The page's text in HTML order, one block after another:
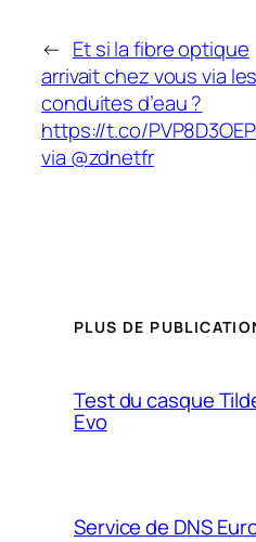
← Et si la fibre optique
arrivait chez vous via les
conduites d’eau ?
https://t.co/
via @zdnetfr
PLUS DE
Test du casque
Evo
Service de DNS